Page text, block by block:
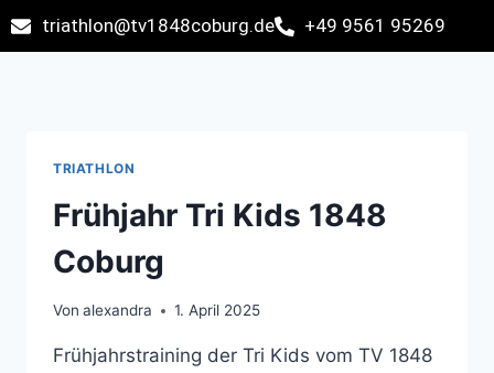
triathlon@tv1848coburg.de +49 9561 95269
TRIATHLON
Frühjahr Tri Kids 1848
Coburg
Von alexandra 1. April 2025
Frühjahrstraining der Tri Kids vom TV 1848